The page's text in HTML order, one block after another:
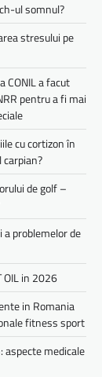
ul somnul?
stresului pe
CONIL a facut
pentru a fi mai
cu cortizon în
de golf –
problemelor de
OIL in 2026
in Romania
fitness sport
aspecte medicale